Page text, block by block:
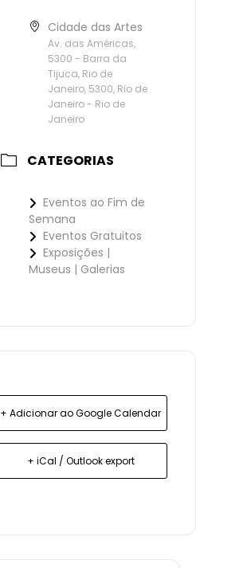
Cidade das Artes
Av. das Américas,
5300 - Barra da
Tijuca, Rio de
Janeiro, 5300, Rio de
Janeiro - Rio de
Janeiro
CATEGORIAS
Eventos ao Fim de
Semana
Eventos Gratuitos
Exposições |
Museus | Galerias
+ Adicionar ao Google Calendar
+ iCal / Outlook export